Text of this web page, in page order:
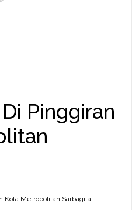
Pinggiran
Metropolitan Sarbagita